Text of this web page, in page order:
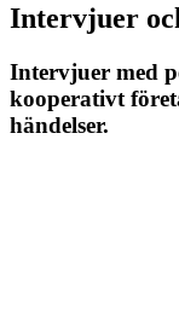
Intervjuer
Intervjuer med
kooperativt
händelser.